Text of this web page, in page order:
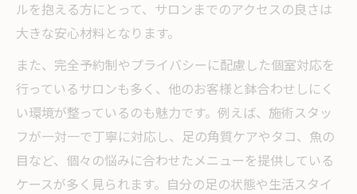
ルを抱える方にとって、サロンまでのアクセスの良さは
大きな安心材料となります。
また、完全予約制やプライバシーに配慮した個室対応を
行っているサロンも多く、他のお客様と鉢合わせしにく
い環境が整っているのも魅力です。例えば、施術スタッ
フが一対一で丁寧に対応し、足の角質ケアやタコ、魚の
目など、個々の悩みに合わせたメニューを提供している
ケースが多く見られます。自分の足の状態や生活スタイ